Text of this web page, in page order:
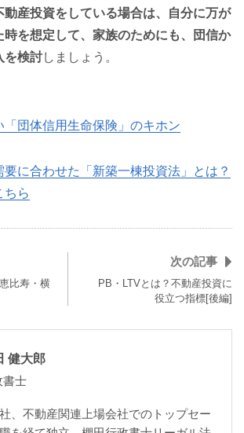
動産投資をしている場合は、自分に万が
時を想定して、家族のためにも、団信か
を検討しましょう。
「団体信用生命保険」のキホン
要に合わせた「新築一棟投資法」とは？
ちら
比寿・横
次の記事
PB・LTVとは？不動産投資に
役立つ指標[後編]
健大郎
書士
、不動産関連上場会社でのトップセー